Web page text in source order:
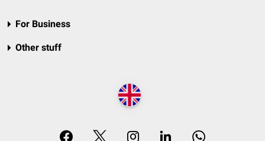
For Business
Other stuff